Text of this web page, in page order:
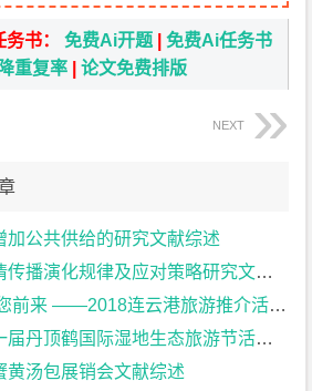
务书：免费Ai开题 |免费Ai任务书
重复率 |论文免费排版
NEXT
加公共供给的研究文献综述
播演化规律及应对策略研究文献综述
——2018连云港旅游推介活动策划案文献综述
顶鹤国际湿地生态旅游节活动策划文献综述
黄汤包展销会文献综述